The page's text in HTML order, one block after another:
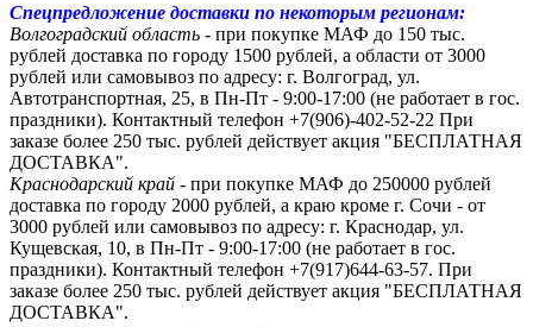
Спецпредложение доставки по некоторым регионам:
Волгоградский область - при покупке МАФ до 150 тыс.
рублей доставка по городу 1500 рублей, а области от 3000
рублей или самовывоз по адресу: г. Волгоград, ул.
Автотранспортная, 25, в Пн-Пт - 9:00-17:00 (не работает в гос.
праздники). Контактный телефон +7(906)-402-52-22 При
заказе более 250 тыс. рублей действует акция "БЕСПЛАТНАЯ
ДОСТАВКА".
Краснодарский край - при покупке МАФ до 250000 рублей
доставка по городу 2000 рублей, а краю кроме г. Сочи - от
3000 рублей или самовывоз по адресу: г. Краснодар, ул.
Кущевская, 10, в Пн-Пт - 9:00-17:00 (не работает в гос.
праздники). Контактный телефон +7(917)644-63-57. При
заказе более 250 тыс. рублей действует акция "БЕСПЛАТНАЯ
ДОСТАВКА".